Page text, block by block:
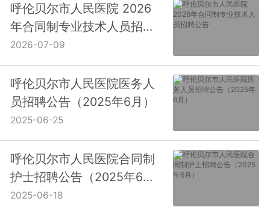
呼伦贝尔市人民医院 2026
年合同制专业技术人员招聘
公告
2026-07-09
呼伦贝尔市人民医院医务人
员招聘公告（2025年6月）
2025-06-25
呼伦贝尔市人民医院合同制
护士招聘公告（2025年6
月）
2025-06-18